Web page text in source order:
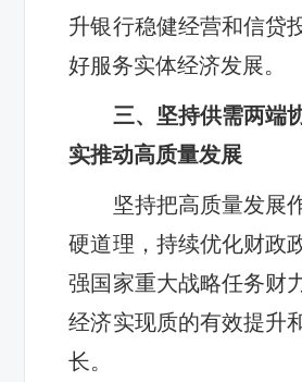
升银行稳健经营和信贷
好服务实体经济发展。
三、坚持供需两端
实推动高质量发展
坚持把高质量发展
硬道理，持续优化财政
强国家重大战略任务财
经济实现质的有效提升
长。